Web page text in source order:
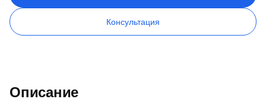
Консультация
Описание